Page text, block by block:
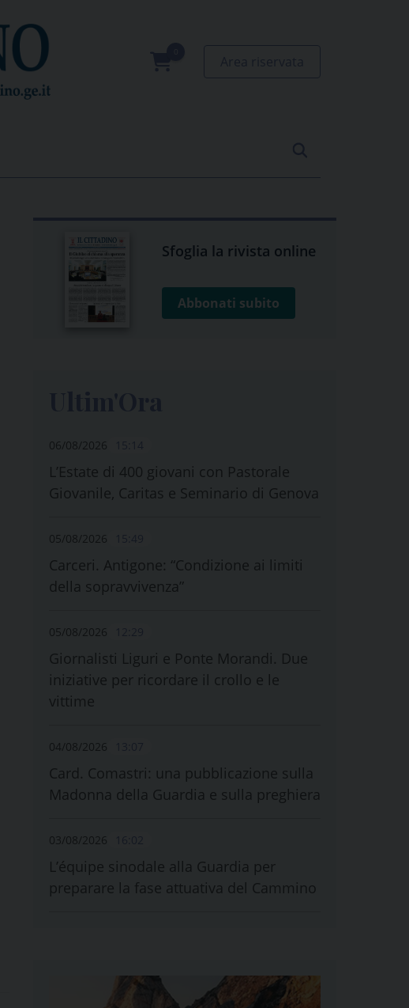
Sfoglia la rivista online
Abbonati subito
06/08/2026
L’Estate di 400 giovani con Pastorale
Giovanile, Caritas e Seminario di Genova
05/08/2026
Carceri. Antigone: “Condizione ai limiti
della sopravvivenza”
05/08/2026
Giornalisti Liguri e Ponte Morandi. Due
iniziative per ricordare il crollo e le
vittime
04/08/2026
Card. Comastri: una pubblicazione sulla
Madonna della Guardia e sulla preghiera
03/08/2026
L’équipe sinodale alla Guardia per
preparare la fase attuativa del Cammino